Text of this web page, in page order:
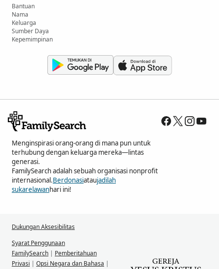
Bantuan
Nama
Keluarga
Sumber Daya
Kepemimpinan
Menginspirasi orang-orang di mana pun untuk
terhubung dengan keluarga mereka—lintas
generasi.
FamilySearch adalah sebuah organisasi nonprofit
internasional.Berdonasiataujadilah
sukarelawanhari ini!
Dukungan Aksesibilitas
Syarat Penggunaan
FamilySearch | Pemberitahuan
Privasi | Opsi Negara dan Bahasa |